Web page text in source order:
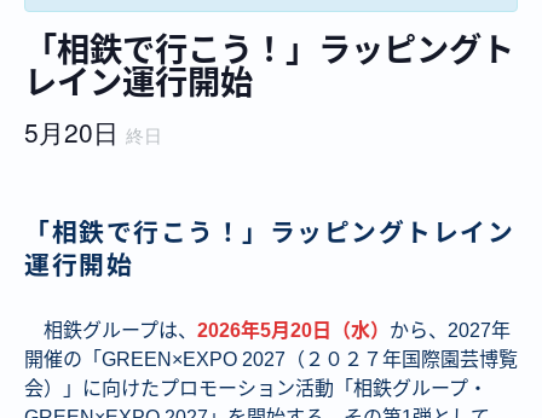
「相鉄で行こう！」ラッピングト
レイン運行開始
5月20日 終日
「相鉄で行こう！」ラッピングトレイン
運行開始
相鉄グループは、 2026年5月20日（水） から、2027年
開催の「GREEN×EXPO 2027（２０２７年国際園芸博覧
会）」に向けたプロモーション活動「相鉄グループ・